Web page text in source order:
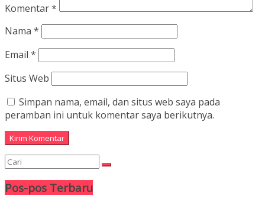
Komentar*
Nama *
Email *
Situs Web
Simpan nama, email, dan situs web saya pada
peramban ini untuk komentar saya berikutnya.
Pos-pos Terbaru